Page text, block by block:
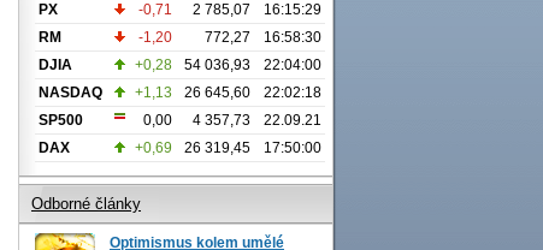
PX -0,71 2 785,07
16:15:29
RM
-1,20 772,27
16:58:30
DJIA
+0,28 54 036,93
22:04:00
NASDAQ
+1,13 26 645,60
22:02:18
SP500
0,00 4 357,73
22.09.21
DAX
+0,69 26 319,45 17:50:00
Odborné články
Optimismus kolem umělé